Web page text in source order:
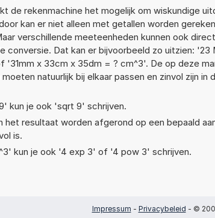
de rekenmachine het mogelijk om wiskundige
kan er niet alleen met getallen worden
verschillende meeteenheden kunnen ook
conversie. Dat kan er bijvoorbeeld zo uitzien: '23
'31mm x 33cm x 35dm = ? cm^3'. De op deze
natuurlijk bij elkaar passen en zinvol zijn
kun je ook 'sqrt 9' schrijven.
het resultaat worden afgerond op een bepaald
is.
kun je ook '4 exp 3' of '4 pow 3' schrijven.
Impressum - Privacybeleid - ©